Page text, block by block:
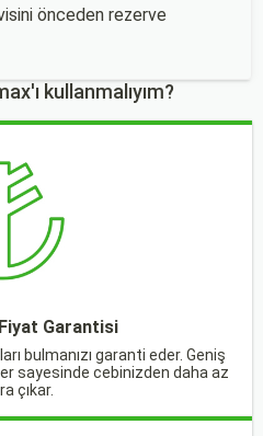
önceden rezerve
kullanmalıyım?
Garantisi
bulmanızı garanti eder. Geniş
sayesinde cebinizden daha az
çıkar.